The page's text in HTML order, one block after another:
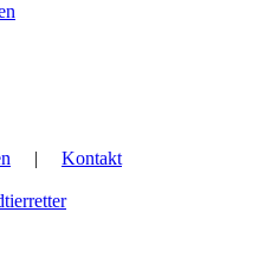
|
Kontakt